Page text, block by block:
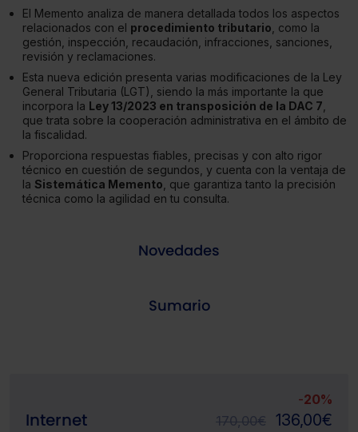
El Memento analiza de manera detallada todos los aspectos
relacionados con el procedimiento tributario , como la
gestión, inspección, recaudación, infracciones, sanciones,
revisión y reclamaciones.
Esta nueva edición presenta varias modificaciones de la Ley
General Tributaria (LGT), siendo la más importante la que
incorpora la Ley 13/2023 en transposición de la DAC 7
que trata sobre la cooperación administrativa en el ámbito de
la fiscalidad.
Proporciona respuestas fiables, precisas y con alto rigor
técnico en cuestión de segundos, y cuenta con la ventaja de
la Sistemática Memento , que garantiza tanto la precisión
técnica como la agilidad en tu consulta.
Novedades
Sumario
Internet
-20%
170,00€ 136,00€